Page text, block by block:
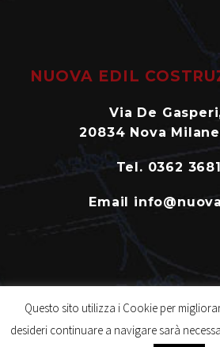
NUOVA EDIL
Via De
20834 Nova
Tel. 0362
Email
© 2019 Nuova Edil Costruzioni s.r.l. –
Creato da
Questo sito utilizza i Cookie per
desideri continuare a navigare sarà